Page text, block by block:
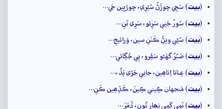
(بيت) سَڄِي ڇوڙَڻُ سُٿِرِي، ڇوڙيِين جَي…
(بيت) سُورُ جَنِي سَرِئو، سَرِي تَنِ…
(بيت) سُڻِي ويڻُ ڪَنَنِ سين، وَرائيجِ…
(بيت) صَبُرُ گهَڻو سَڦِرو، ٻِي جُڳائي…
(بيت) عِناتا اِتاھِين، جانِي جَڙي ٻَڌُ،…
(بيت) مَنجهان ڪِيني ڪِينَ، ڪَڏِھِين ڪَنِ…
(بيت) نَمِي کَمِي نِھارِ تُون، ڏَمَرَ…